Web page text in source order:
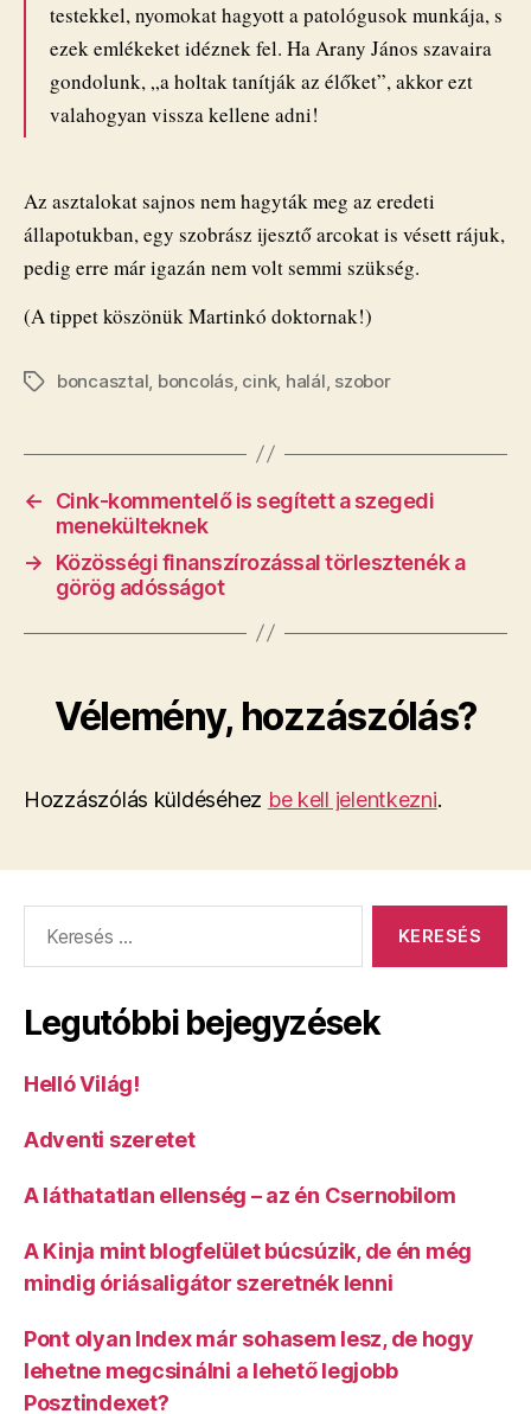
testekkel, nyomokat hagyott a patológusok munkája, s
ezek emlékeket idéznek fel. Ha Arany János szavaira
gondolunk, „a holtak tanítják az élőket”, akkor ezt
valahogyan vissza kellene adni!
Az asztalokat sajnos nem hagyták meg az eredeti
állapotukban, egy szobrász ijesztő arcokat is vésett rájuk,
pedig erre már igazán nem volt semmi szükség.
(A tippet köszönük Martinkó doktornak!)
Címkékboncasztal boncolás, cink, halál szobor
←
Cink-kommentelő is segített a szegedi
menekülteknek
→
Közösségi finanszírozással törlesztenék a
görög adósságot
Vélemény, hozzászólás?
Hozzászólás küldéséhez be kell jelentkezni.
Legutóbbi bejegyzések
Helló Világ!
Adventi szeretet
A láthatatlan ellenség – az én Csernobilom
A Kinja mint blogfelület búcsúzik, de én még
mindig óriásaligátor szeretnék lenni
Pont olyan Index már sohasem lesz, de hogy
lehetne megcsinálni a lehető legjobb
Posztindexet?